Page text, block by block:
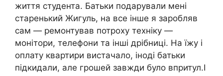
життя студента. Батьки подарували мені
старенький Жигуль, на все інше я заробляв
сам — ремонтував потроху техніку —
монітори, телефони та інші дрібниці. На їжу і
оплату квартири вистачало, іноді батьки
підкидали, але грошей завжди було впритул.І